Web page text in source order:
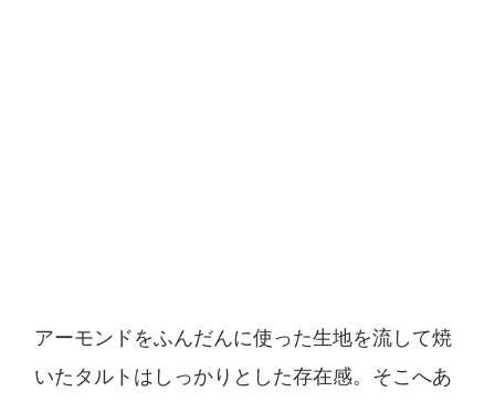
アーモンドをふんだんに使った生地を流して焼
いたタルトはしっかりとした存在感。そこへあ